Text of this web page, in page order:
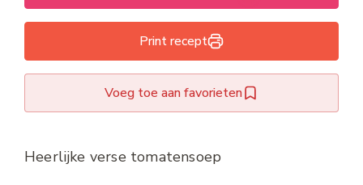
Print recept
Voeg toe aan favorieten
Heerlijke verse tomatensoep